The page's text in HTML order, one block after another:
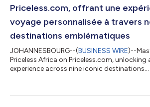
Priceless.com, offrant une
voyage personnalisée à travers
destinations emblématiques
JOHANNESBOURG--(BUSINESS WIRE)--
Priceless Africa on Priceless.com, unlocking
experience across nine iconic destinations...